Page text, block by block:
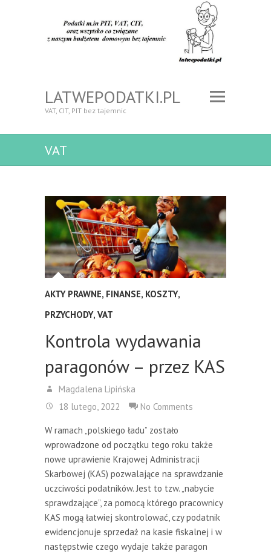
LATWEPODATKI.PL
VAT, CIT, PIT bez tajemnic
VAT
AKTY PRAWNE, FINANSE, KOSZTY,
PRZYCHODY, VAT
Kontrola wydawania
paragonów – przez KAS
Magdalena Lipińska
18 lutego, 2022
No Comments
W ramach „polskiego ładu” zostało
wprowadzone od początku tego roku także
nowe uprawienie Krajowej Administracji
Skarbowej (KAS) pozwalające na sprawdzanie
uczciwości podatników. Jest to tzw. „nabycie
sprawdzające”, za pomocą którego pracownicy
KAS mogą łatwiej skontrolować, czy podatnik
ewidencjonuje sprzedaż na kasie fiskalnej i w
następstwie czego wydaje także paragon